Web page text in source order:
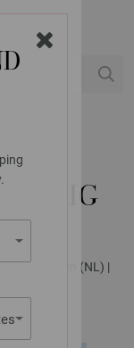
BIG
(NL) |